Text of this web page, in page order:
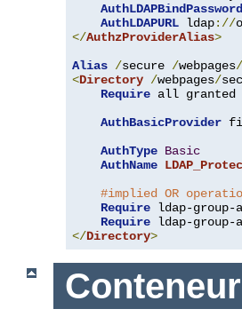
AuthLDAPBindPassword
AuthLDAPURL ldap://
</AuthzProviderAlias>
Alias /secure /webpages/
<Directory /webpages/
Require all granted
AuthBasicProvider
AuthType Basic
AuthName
#implied OR
Require ldap-group-
Require
</Directory>